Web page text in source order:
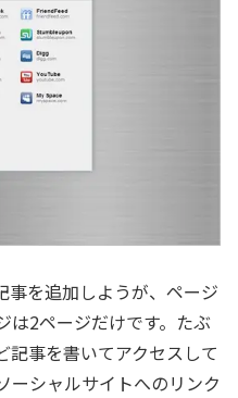
を追加しようが、ページ
は2ページだけです。たぶ
記事を書いてアクセスして
ーシャルサイトへのリンク